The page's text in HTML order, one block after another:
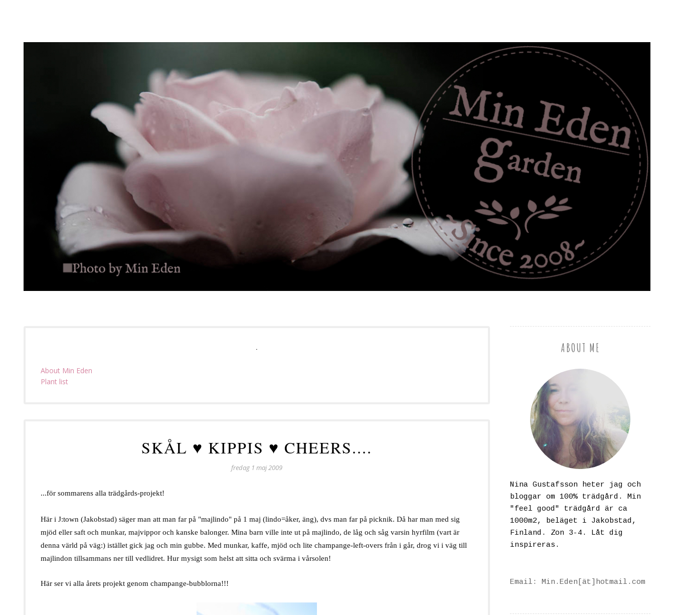
About Min Eden
Plant list
SKÅL ♥ KIPPIS ♥ CHEERS....
fredag 1 maj 2009
...för sommarens alla trädgårds-projekt!
Här i J:town (Jakobstad) säger man att man far på "majlindo" på 1 maj (lindo=åker, äng), dvs man far på picknik. Då har man med sig
mjöd eller saft och munkar, majvippor och kanske balonger. Mina barn ville inte ut på majlindo, de låg och såg varsin hyrfilm (vart är
denna värld på väg:) istället gick jag och min gubbe. Med munkar, kaffe, mjöd och lite champange-left-overs från i går, drog vi i väg till
majlindon tillsammans ner till vedlidret. Hur mysigt som helst att sitta och svärma i vårsolen!
Här ser vi alla årets projekt genom champange-bubblorna!!!
ABOUT ME
Nina Gustafsson heter jag och
bloggar om 100% trädgård. Min
"feel good" trädgård är ca
1000m2, beläget i Jakobstad,
Finland. Zon 3-4. Låt dig
inspireras.
Email: Min.Eden[ät]hotmail.com